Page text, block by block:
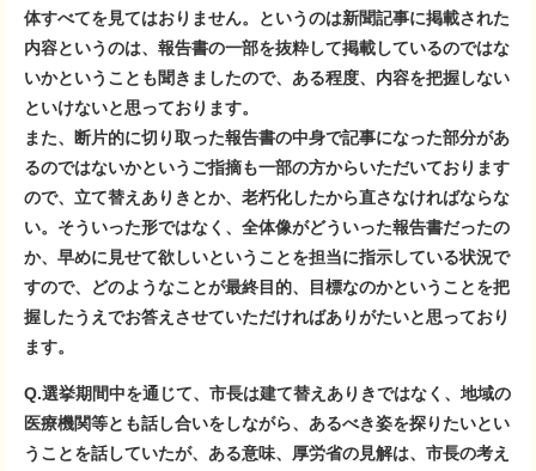
体すべてを見てはおりません。というのは新聞記事に掲載された
内容というのは、報告書の一部を抜粋して掲載しているのではな
いかということも聞きましたので、ある程度、内容を把握しない
といけないと思っております。
また、断片的に切り取った報告書の中身で記事になった部分があ
るのではないかというご指摘も一部の方からいただいております
ので、立て替えありきとか、老朽化したから直さなければならな
い。そういった形ではなく、全体像がどういった報告書だったの
か、早めに見せて欲しいということを担当に指示している状況で
すので、どのようなことが最終目的、目標なのかということを把
握したうえでお答えさせていただければありがたいと思っており
ます。
Q.選挙期間中を通じて、市長は建て替えありきではなく、地域の
医療機関等とも話し合いをしながら、あるべき姿を探りたいとい
うことを話していたが、ある意味、厚労省の見解は、市長の考え